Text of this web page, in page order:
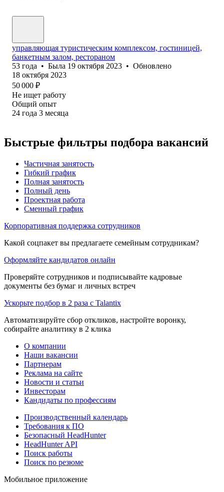
управляющая туристическим комплексом, гостиницей,
банкетным залом, рестораном
53 года • Была 19 октября 2023 • Обновлено
18 октября 2023
50 000 ₽
Не ищет работу
Общий опыт
24 года 3 месяца
Быстрые фильтры подбора вакансий
Частичная занятость
Гибкий график
Полная занятость
Полный день
Проектная работа
Сменный график
Корпоративная поддержка сотрудников
Какой соцпакет вы предлагаете семейным сотрудникам?
Оформляйте кандидатов онлайн
Проверяйте сотрудников и подписывайте кадровые
документы без бумаг и личных встреч
Ускорьте подбор в 2 раза с Talantix
Автоматизируйте сбор откликов, настройте воронку,
собирайте аналитику в 2 клика
О компании
Наши вакансии
Партнерам
Реклама на сайте
Новости и статьи
Инвесторам
Кандидаты по профессиям
Производственный календарь
Требования к ПО
Безопасный HeadHunter
HeadHunter API
Поиск работы
Поиск по резюме
Мобильное приложение